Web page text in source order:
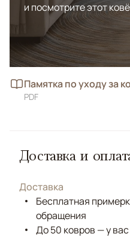
и посмотрите этот
Памятка по уходу за
PDF
Доставка и
Доставка
Бесплатная
обращения
До 50 ковров — у